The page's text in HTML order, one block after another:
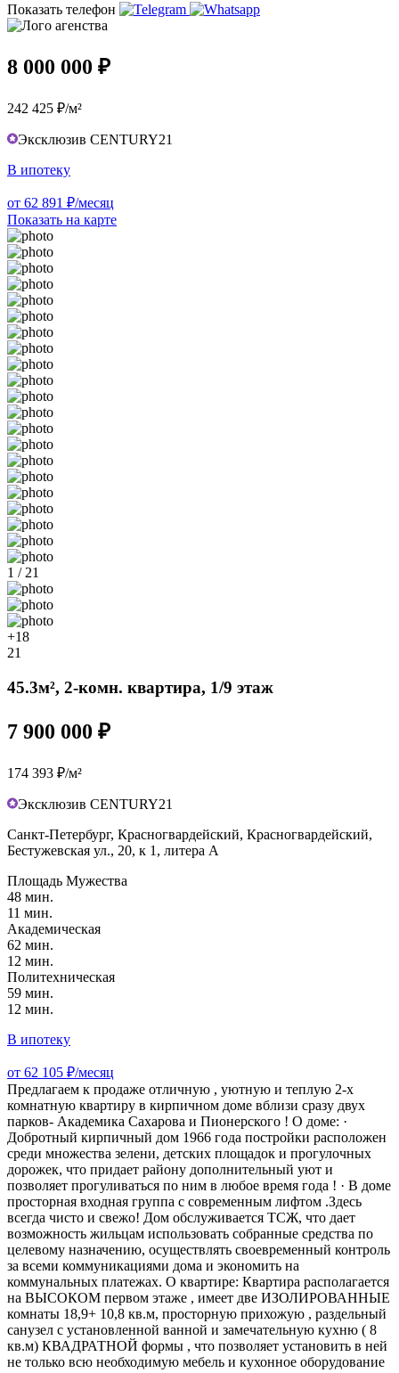
Показать телефон
8 000 000 ₽
242 425 ₽/м²
Эксклюзив CENTURY21
В ипотеку
от 62 891 ₽/месяц
Показать на карте
1 / 21
+18
21
45.3м², 2-комн. квартира, 1/9 этаж
7 900 000 ₽
174 393 ₽/м²
Эксклюзив CENTURY21
Санкт-Петербург, Красногвардейский, Красногвардейский,
Бестужевская ул., 20, к 1, литера А
Площадь Мужества
48 мин.
11 мин.
Академическая
62 мин.
12 мин.
Политехническая
59 мин.
12 мин.
В ипотеку
от 62 105 ₽/месяц
Предлагаем к продаже отличную , уютную и теплую 2-х
комнатную квартиру в кирпичном доме вблизи сразу двух
парков- Академика Сахарова и Пионерского ! О доме: ·
Добротный кирпичный дом 1966 года постройки расположен
среди множества зелени, детских площадок и прогулочных
дорожек, что придает району дополнительный уют и
позволяет прогуливаться по ним в любое время года ! · В доме
просторная входная группа с современным лифтом .Здесь
всегда чисто и свежо! Дом обслуживается ТСЖ, что дает
возможность жильцам использовать собранные средства по
целевому назначению, осуществлять своевременный контроль
за всеми коммуникациями дома и экономить на
коммунальных платежах. О квартире: Квартира располагается
на ВЫСОКОМ первом этаже , имеет две ИЗОЛИРОВАННЫЕ
комнаты 18,9+ 10,8 кв.м, просторную прихожую , раздельный
санузел с установленной ванной и замечательную кухню ( 8
кв.м) КВАДРАТНОЙ формы , что позволяет установить в ней
не только всю необходимую мебель и кухонное оборудование